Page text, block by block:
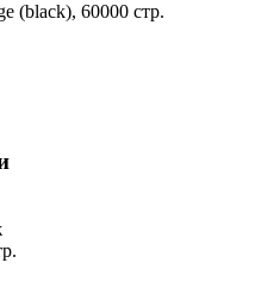
(black), 60000 стр.